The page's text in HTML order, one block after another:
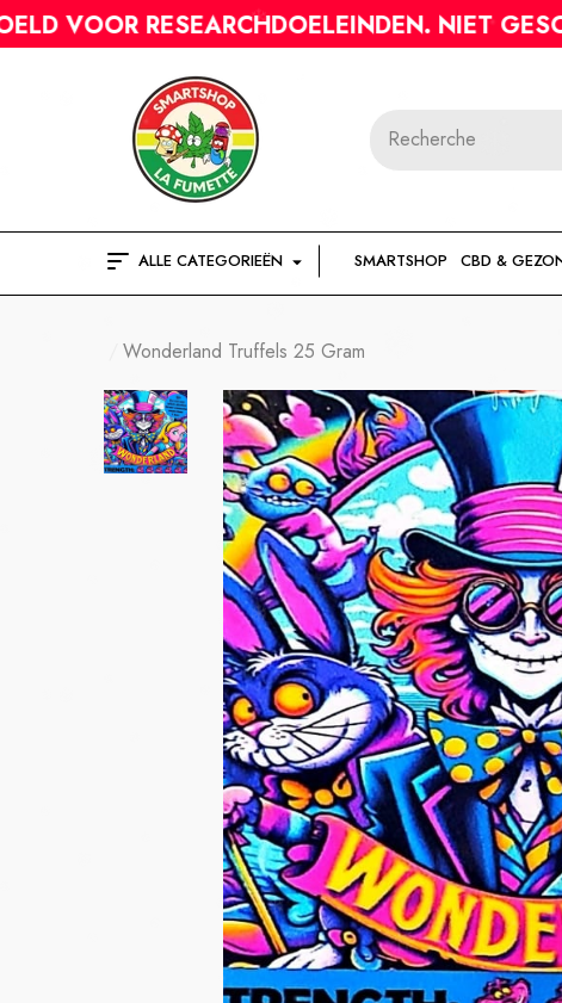
NIET GESCHIKT
ALLE CATEGORIEËN SMARTSHOP CBD &
Wonderland Truffels 25 Gram
LA FUMETTE
Prix habituel
LA FUMETTE
Kanna 10x Extract 1 Gram
Prix habituel
€14,95